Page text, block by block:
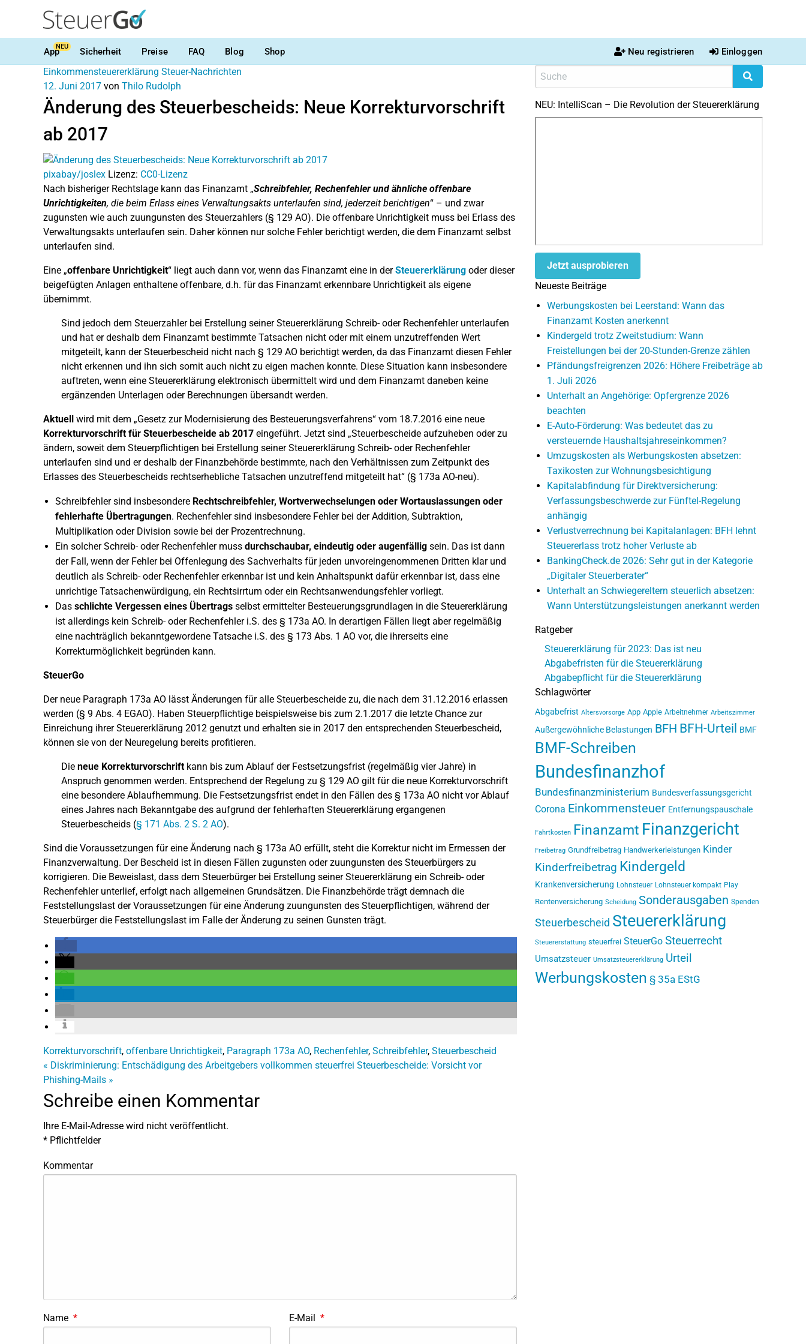
AppNEU Sicherheit Preise FAQ Blog Shop Neu registrieren Einloggen
Einkommensteuererklärung Steuer-Nachrichten
12. Juni 2017 von Thilo Rudolph
Änderung des Steuerbescheids: Neue Korrekturvorschrift
ab 2017
pixabay/joslex Lizenz: CC0-Lizenz
Nach bisheriger Rechtslage kann das Finanzamt „Schreibfehler, Rechenfehler und ähnliche offenbare
Unrichtigkeiten, die beim Erlass eines Verwaltungsakts unterlaufen sind, jederzeit berichtigen“ – und zwar
zugunsten wie auch zuungunsten des Steuerzahlers (§ 129 AO). Die offenbare Unrichtigkeit muss bei Erlass des
Verwaltungsakts unterlaufen sein. Daher können nur solche Fehler berichtigt werden, die dem Finanzamt selbst
unterlaufen sind.
Eine „offenbare Unrichtigkeit“ liegt auch dann vor, wenn das Finanzamt eine in derSteuererklärung oder dieser
beigefügten Anlagen enthaltene offenbare, d.h. für das Finanzamt erkennbare Unrichtigkeit als eigene
übernimmt.
Sind jedoch dem Steuerzahler bei Erstellung seiner Steuererklärung Schreib- oder Rechenfehler unterlaufen
und hat er deshalb dem Finanzamt bestimmte Tatsachen nicht oder mit einem unzutreffenden Wert
mitgeteilt, kann der Steuerbescheid nicht nach § 129 AO berichtigt werden, da das Finanzamt diesen Fehler
nicht erkennen und ihn sich somit auch nicht zu eigen machen konnte. Diese Situation kann insbesondere
auftreten, wenn eine Steuererklärung elektronisch übermittelt wird und dem Finanzamt daneben keine
ergänzenden Unterlagen oder Berechnungen übersandt werden.
Aktuell wird mit dem „Gesetz zur Modernisierung des Besteuerungsverfahrens“ vom 18.7.2016 eine neue
Korrekturvorschrift für Steuerbescheide ab 2017 eingeführt. Jetzt sind „Steuerbescheide aufzuheben oder zu
ändern, soweit dem Steuerpflichtigen bei Erstellung seiner Steuererklärung Schreib- oder Rechenfehler
unterlaufen sind und er deshalb der Finanzbehörde bestimmte, nach den Verhältnissen zum Zeitpunkt des
Erlasses des Steuerbescheids rechtserhebliche Tatsachen unzutreffend mitgeteilt hat“ (§ 173a AO-neu).
Schreibfehler sind insbesondere Rechtschreibfehler, Wortverwechselungen oder Wortauslassungen oder
fehlerhafte Übertragungen. Rechenfehler sind insbesondere Fehler bei der Addition, Subtraktion,
Multiplikation oder Division sowie bei der Prozentrechnung.
Ein solcher Schreib- oder Rechenfehler muss durchschaubar, eindeutig oder augenfällig sein. Das ist dann
der Fall, wenn der Fehler bei Offenlegung des Sachverhalts für jeden unvoreingenommenen Dritten klar und
deutlich als Schreib- oder Rechenfehler erkennbar ist und kein Anhaltspunkt dafür erkennbar ist, dass eine
unrichtige Tatsachenwürdigung, ein Rechtsirrtum oder ein Rechtsanwendungsfehler vorliegt.
Das schlichte Vergessen eines Übertrags selbst ermittelter Besteuerungsgrundlagen in die Steuererklärung
ist allerdings kein Schreib- oder Rechenfehler i.S. des § 173a AO. In derartigen Fällen liegt aber regelmäßig
eine nachträglich bekanntgewordene Tatsache i.S. des § 173 Abs. 1 AO vor, die ihrerseits eine
Korrekturmöglichkeit begründen kann.
SteuerGo
Der neue Paragraph 173a AO lässt Änderungen für alle Steuerbescheide zu, die nach dem 31.12.2016 erlassen
werden (§ 9 Abs. 4 EGAO). Haben Steuerpflichtige beispielsweise bis zum 2.1.2017 die letzte Chance zur
Einreichung ihrer Steuererklärung 2012 genutzt und erhalten sie in 2017 den entsprechenden Steuerbescheid,
können sie von der Neuregelung bereits profitieren.
Die neue Korrekturvorschriftkann bis zum Ablauf der Festsetzungsfrist (regelmäßig vier Jahre) in
Anspruch genommen werden. Entsprechend der Regelung zu § 129 AO gilt für die neue Korrekturvorschrift
eine besondere Ablaufhemmung. Die Festsetzungsfrist endet in den Fällen des § 173a AO nicht vor Ablauf
eines Jahres nach Bekanntgabe des aufgrund der fehlerhaften Steuererklärung ergangenen
Steuerbescheids (§ 171 Abs. 2 S. 2 AO).
Sind die Voraussetzungen für eine Änderung nach § 173a AO erfüllt, steht die Korrektur nicht im Ermessen der
Finanzverwaltung. Der Bescheid ist in diesen Fällen zugunsten oder zuungunsten des Steuerbürgers zu
korrigieren. Die Beweislast, dass dem Steuerbürger bei Erstellung seiner Steuererklärung ein Schreib- oder
Rechenfehler unterlief, erfolgt nach allgemeinen Grundsätzen. Die Finanzbehörde trägt demnach die
Feststellungslast der Voraussetzungen für eine Änderung zuungunsten des Steuerpflichtigen, während der
Steuerbürger die Feststellungslast im Falle der Änderung zu seinen Gunsten trägt.
Korrekturvorschrift, offenbare Unrichtigkeit, Paragraph 173a AO, Rechenfehler, Schreibfehler, Steuerbescheid
« Diskriminierung: Entschädigung des Arbeitgebers vollkommen steuerfrei Steuerbescheide: Vorsicht vor
Phishing-Mails »
Schreibe einen Kommentar
Ihre E-Mail-Adresse wird nicht veröffentlicht.
* Pflichtfelder
Kommentar
Name * E-Mail *
NEU: IntelliScan – Die Revolution der Steuererklärung
Jetzt ausprobieren
Neueste Beiträge
Werbungskosten bei Leerstand: Wann das
Finanzamt Kosten anerkennt
Kindergeld trotz Zweitstudium: Wann
Freistellungen bei der 20-Stunden-Grenze zählen
Pfändungsfreigrenzen 2026: Höhere Freibeträge ab
1. Juli 2026
Unterhalt an Angehörige: Opfergrenze 2026
beachten
E-Auto-Förderung: Was bedeutet das zu
versteuernde Haushaltsjahreseinkommen?
Umzugskosten als Werbungskosten absetzen:
Taxikosten zur Wohnungsbesichtigung
Kapitalabfindung für Direktversicherung:
Verfassungsbeschwerde zur Fünftel-Regelung
anhängig
Verlustverrechnung bei Kapitalanlagen: BFH lehnt
Steuererlass trotz hoher Verluste ab
BankingCheck.de 2026: Sehr gut in der Kategorie
„Digitaler Steuerberater“
Unterhalt an Schwiegereltern steuerlich absetzen:
Wann Unterstützungsleistungen anerkannt werden
Ratgeber
Steuererklärung für 2023: Das ist neu
Abgabefristen für die Steuererklärung
Abgabepflicht für die Steuererklärung
Schlagwörter
Abgabefrist Altersvorsorge App Apple Arbeitnehmer Arbeitszimmer
Außergewöhnliche Belastungen BFH BFH-Urteil BMF
BMF-Schreiben
Bundesfinanzhof
Bundesfinanzministerium Bundesverfassungsgericht
Corona Einkommensteuer Entfernungspauschale
Fahrtkosten Finanzamt Finanzgericht
Freibetrag Grundfreibetrag Handwerkerleistungen Kinder
Kinderfreibetrag Kindergeld
Krankenversicherung Lohnsteuer Lohnsteuer kompakt Play
Rentenversicherung Scheidung Sonderausgaben Spenden
Steuerbescheid Steuererklärung
Steuererstattung steuerfrei SteuerGo Steuerrecht
Umsatzsteuer Umsatzsteuererklärung Urteil
Werbungskosten § 35a EStG